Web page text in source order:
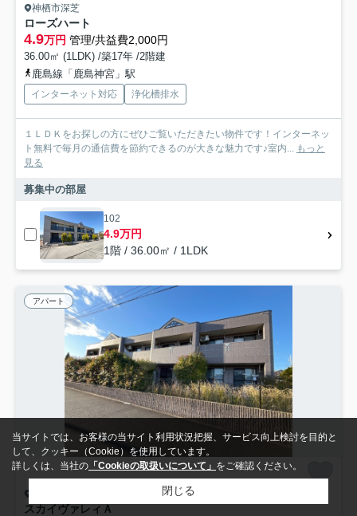
神栖市深芝
ローズハート
4.9万円 管理/共益費2,000円
36.00㎡ (1LDK) /築17年 /2階建
鹿島線「鹿島神宮」駅
インターネット対応 浄化槽排水
１ＬＤＫをお探しの方にぜひご覧いただきたい物件です！インターネッ
ト無料で毎月の通信費を節約できるのが大きな魅力です♪室内...
もっと
見る
募集中の部屋
102
4.9万円
1階 / 36.00㎡ / 1LDK
アパート
スカイヴァレィＡ
当サイトでは、お客様の当サイト利用状況把握、サービス向上検討を目的と
して、クッキー（Cookie）を使用しています。
詳しくは、当社の 「Cookieの取扱いについて」 をご確認ください。
閉じる